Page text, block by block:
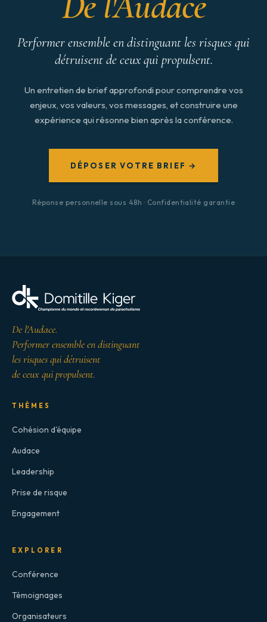
Performer ensemble en distinguant les risques qui
détruisent de ceux qui propulsent.
Un entretien de brief approfondi pour comprendre vos
enjeux, vos valeurs, vos messages, et construire une
expérience qui résonne bien après la conférence.
DÉPOSER VOTRE BRIEF →
Réponse personnelle sous 48h · Confidentialité garantie
De l'Audace.
Performer ensemble en distinguant
les risques qui détruisent
de ceux qui propulsent.
THÈMES
Cohésion d'équipe
Audace
Leadership
Prise de risque
Engagement
EXPLORER
Conférence
Témoignages
Organisateurs